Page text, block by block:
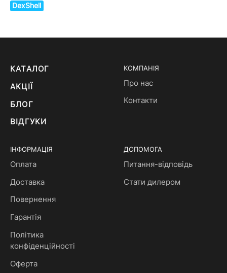
DexShell
КАТАЛОГ
АКЦІЇ
БЛОГ
ВІДГУКИ
КОМПАНІЯ
Про нас
Контакти
ІНФОРМАЦІЯ
Оплата
Доставка
Повернення
Гарантія
Політика
конфіденційності
Оферта
ДОПОМОГА
Питання-відповідь
Стати дилером